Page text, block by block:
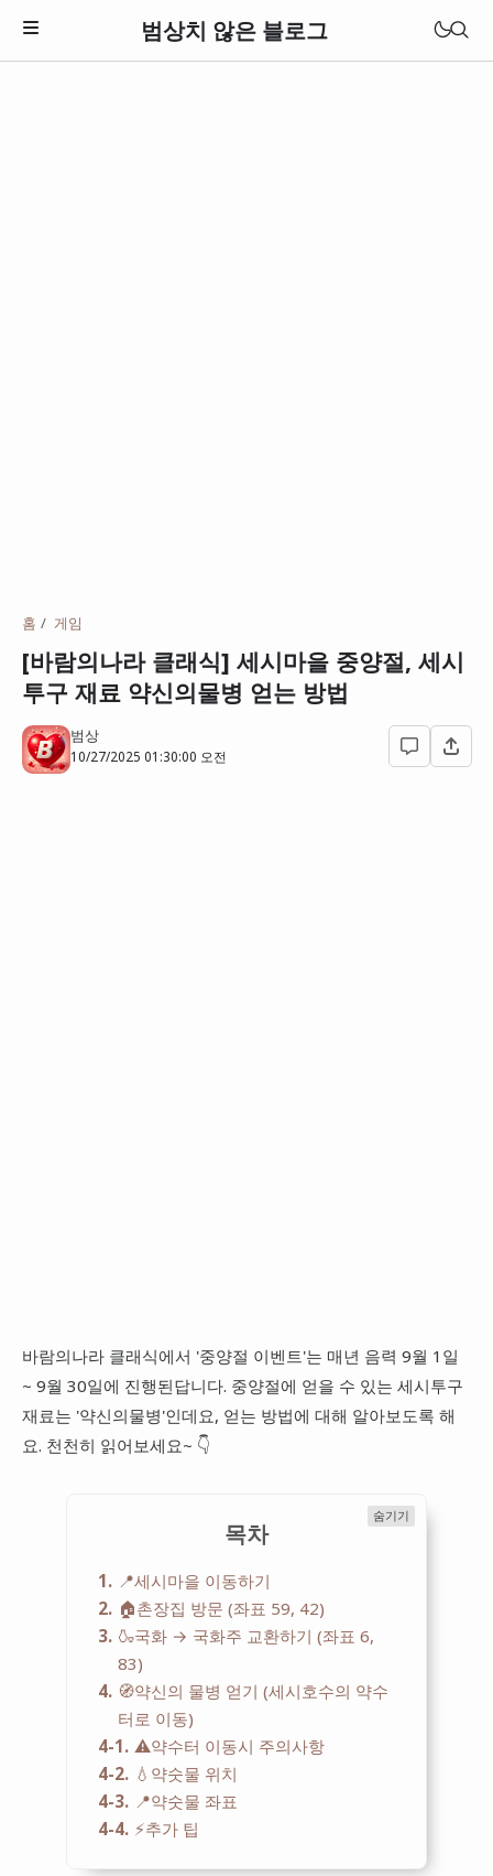
범상치 않은 블로그
홈 게임
[바람의나라 클래식] 세시마을 중양절, 세시
투구 재료 약신의물병 얻는 방법
범상
10/27/2025 01:30:00 오전
바람의나라 클래식에서 '중양절 이벤트'는 매년 음력 9월 1일
~ 9월 30일에 진행된답니다. 중양절에 얻을 수 있는 세시투구
재료는 '약신의물병'인데요, 얻는 방법에 대해 알아보도록 해
요. 천천히 읽어보세요~ 👇
목차
숨기기
1
📍세시마을 이동하기
2 🏠촌장집 방문 (좌표 59, 42)
3 🍶국화 → 국화주 교환하기 (좌표 6,
83)
4 🧭약신의 물병 얻기 (세시호수의 약수
터로 이동)
4-1 ⚠️약수터 이동시 주의사항
4-2 💧약숫물 위치
4-3 📍약숫물 좌표
4-4 ⚡추가 팁